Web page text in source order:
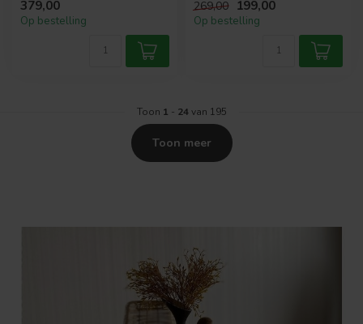
...
379,00
Op bestelling
269,00 199,00
Op bestelling
Toon 1 - 24van 195
Toon meer